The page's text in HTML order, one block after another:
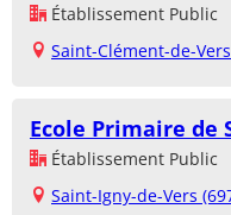
Établissement Public
Saint-Clément-de-
Ecole Primaire de
Établissement Public
Saint-Igny-de-Vers